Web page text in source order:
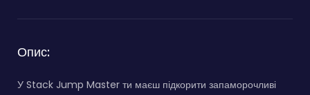
Опис:
У Stack Jump Master ти маєш підкорити запаморочливі